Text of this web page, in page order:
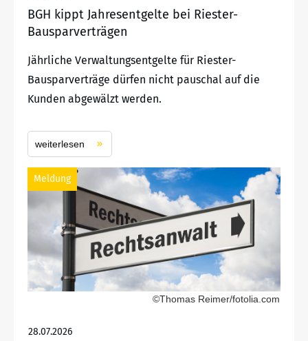
BGH kippt Jahresentgelte bei Riester-
Bausparverträgen
Jährliche Verwaltungsentgelte für Riester-
Bausparverträge dürfen nicht pauschal auf die
Kunden abgewälzt werden.
weiterlesen
Meldung
©Thomas Reimer/fotolia.com
28.07.2026